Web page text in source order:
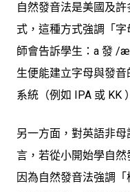
自然發音法是美國及
式，這種方式強調「
師會告訴學生：a 發 /
生便能建立字母與發音
系統（例如 IPA 或 KK
另一方面，對英語非
言，若從小開始學自
因為自然發音法強調「